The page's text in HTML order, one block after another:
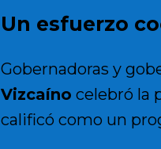
Un esfuerzo
Gobernadoras y
Vizcaíno celebró la
calificó como un